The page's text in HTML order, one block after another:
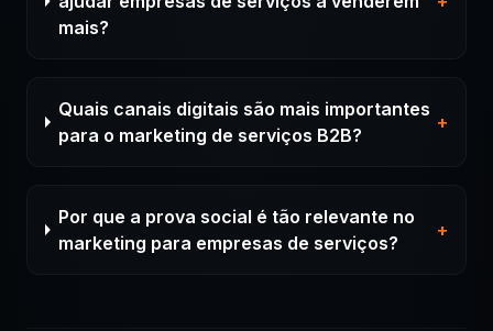
mais?
Quais canais digitais são mais importantes
para o marketing de serviços B2B?
+
Por que a prova social é tão relevante no
marketing para empresas de serviços?
+